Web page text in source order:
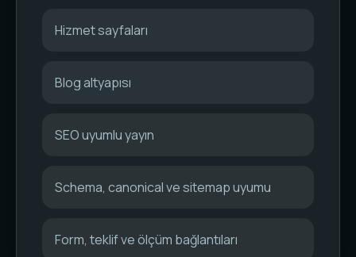
Hizmet sayfaları
Blog altyapısı
SEO uyumlu yayın
Schema, canonical ve sitemap uyumu
Form, teklif ve ölçüm bağlantıları